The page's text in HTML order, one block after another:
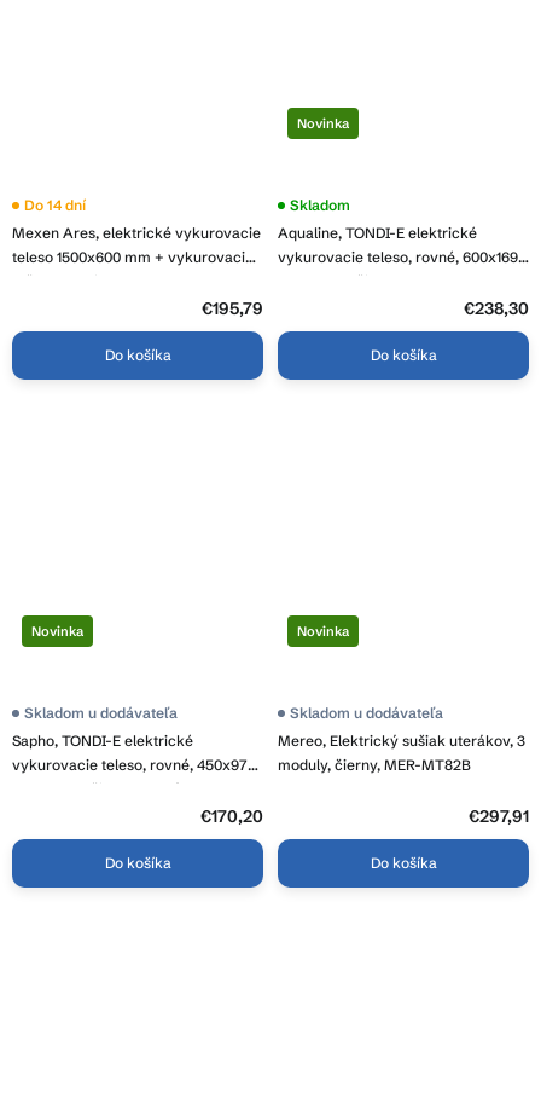
Mexen Ares, elektrické vykurovacie
teleso 1500x600 mm + vykurovacia
tyč 900 W, biela, W102-1500-600-
Do 14 dní
€195,79
Do košíka
Novinka
Aqualine, TONDI-E elektrické
vykurovacie teleso, rovné, 600x1690
mm, 800W, čierny mat, DE496T
Skladom
€238,30
Do košíka
Novinka
Sapho, TONDI-E elektrické
vykurovacie teleso, rovné, 450x970
mm, 300W, čierna matná
Skladom u dodávateľa
€170,20
Do košíka
Novinka
Mereo, Elektrický sušiak uterákov, 3
moduly, čierny, MER-MT82B
Skladom u dodávateľa
€297,91
Do košíka